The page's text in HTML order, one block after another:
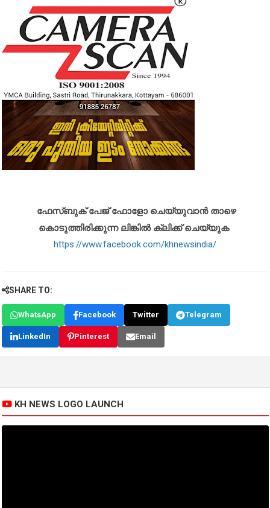
ഫേസ്ബുക് പേജ് ഫോളോ ചെയ്യുവാൻ താഴെ
കൊടുത്തിരിക്കുന്ന ലിങ്കിൽ ക്ലിക്ക് ചെയ്യുക
https://www.facebook.com/khnewsindia/
SHARE TO:
WhatsApp Facebook Twitter Telegram
LinkedIn Pinterest Email
KH NEWS LOGO LAUNCH